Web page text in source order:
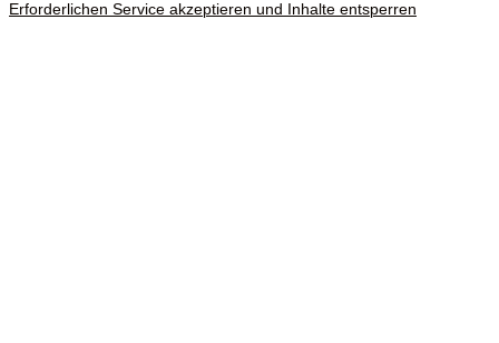
Erforderlichen Service akzeptieren und Inhalte entsperren